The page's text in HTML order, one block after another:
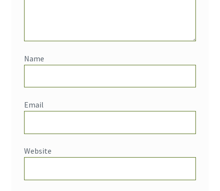
Name
Email
Website